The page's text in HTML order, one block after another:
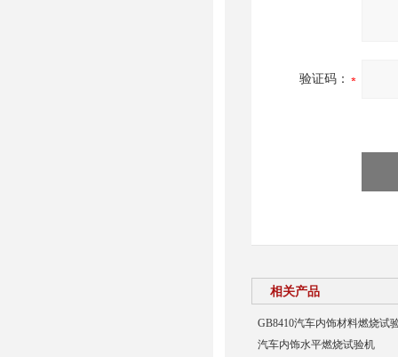
验证码：
相关产品
GB8410汽车内饰材料燃烧试
汽车内饰水平燃烧试验机